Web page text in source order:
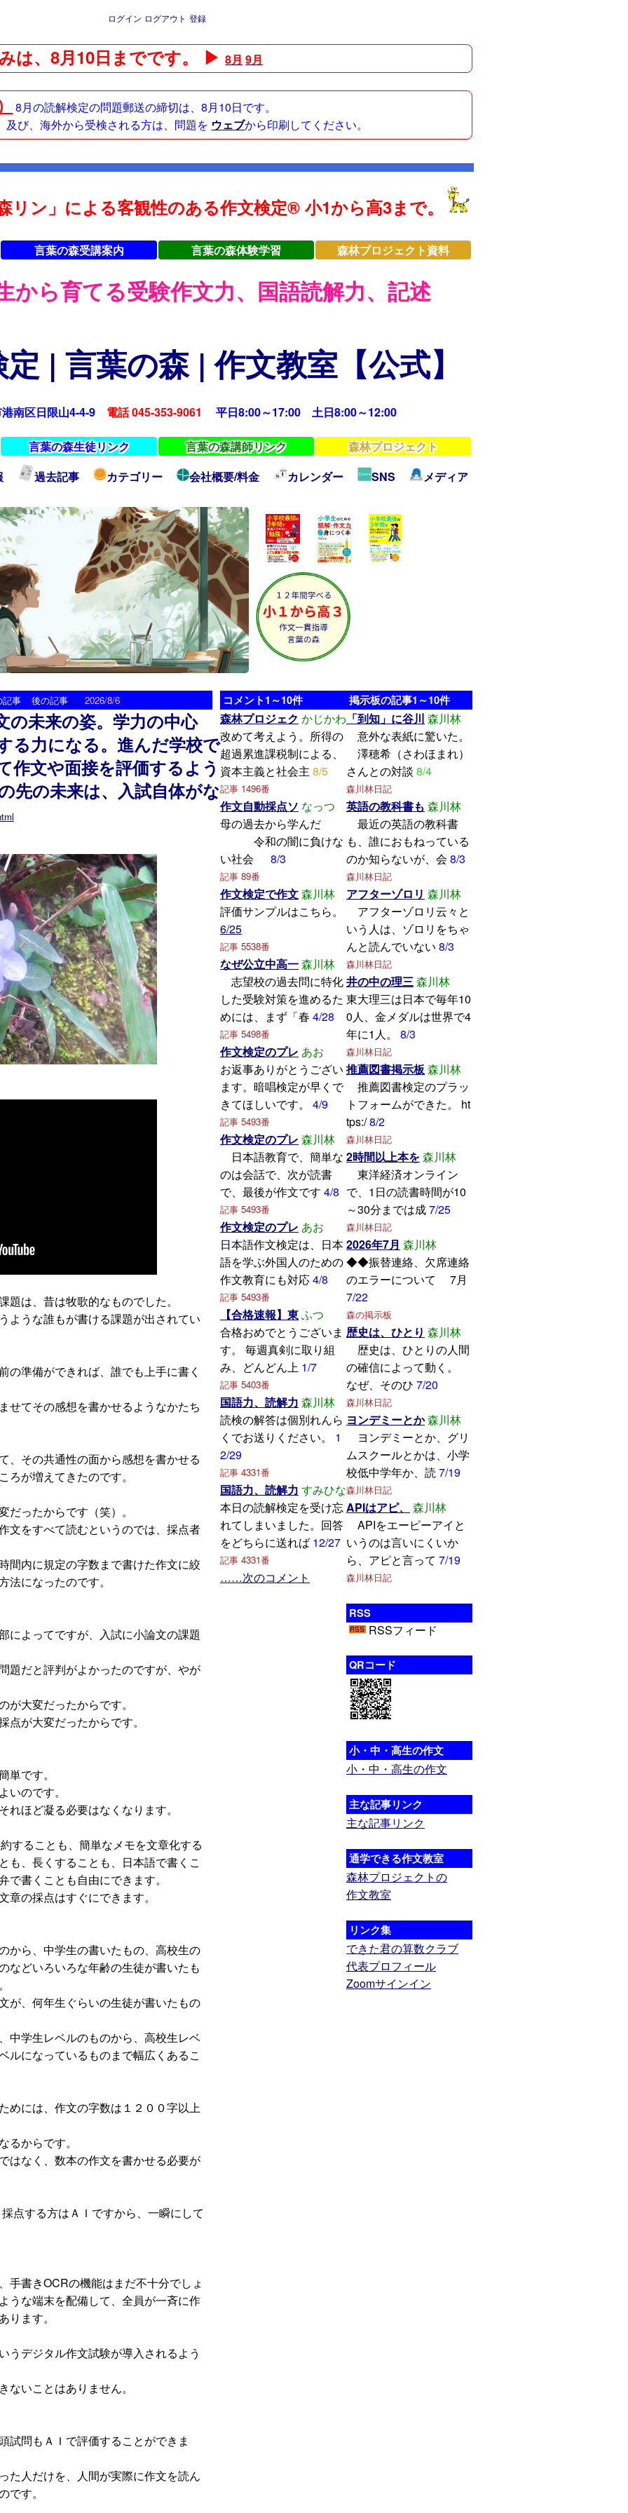
ログイン ログアウト 登録
は、8月10日までです。 ▶8月 9月
8月の読解検定の問題郵送の締切は、8月10日です。
び、海外から受検される方は、問題を ウェブから印刷してください。
リン」による客観性のある作文検定® 小1から高3まで。
言葉の森受講案内 言葉の森体験学習 森林プロジェクト資料
から育てる受験作文力、国語読解力、記述
| 言葉の森 | 作文教室【公式】
南区日限山4-4-9 電話 045-353-9061 平日8:00～17:00 土日8:00～12:00
言葉の森生徒リンク 言葉の森講師リンク
森林プロジェクト
過去記事 カテゴリー 会社概要/料金 カレンダー SNS メディア
記事 後の記事> 2026/8/6
の未来の姿。学力の中心
る力になる。進んだ学校で
作文や面接を評価するよう
先の未来は、入試自体がな
は、昔は牧歌的なものでした。
うな誰もが書ける課題が出されてい
準備ができれば、誰でも上手に書く
てその感想を書かせるようなかたち
その共通性の面から感想を書かせる
が増えてきたのです。
ったからです（笑）。
をすべて読むというのでは、採点者
内に規定の字数まで書けた作文に絞
法になったのです。
よってですが、入試に小論文の課題
だと評判がよかったのですが、やが
大変だったからです。
が大変だったからです。
です。
のです。
ほど凝る必要はなくなります。
ることも、簡単なメモを文章化する
も、長くすることも、日本語で書くこ
書くことも自由にできます。
の採点はすぐにできます。
ら、中学生の書いたもの、高校生の
などいろいろな年齢の生徒が書いたも
、何年生ぐらいの生徒が書いたもの
学生レベルのものから、高校生レベ
ルになっているものまで幅広くあるこ
には、作文の字数は１２００字以上
からです。
なく、数本の作文を書かせる必要が
する方はＡＩですから、一瞬にして
書きOCRの機能はまだ不十分でしょ
うな端末を配備して、全員が一斉に作
ります。
デジタル作文試験が導入されるよう
いことはありません。
問もＡＩで評価することができま
人だけを、人間が実際に作文を読ん
です。
コメント1～10件
森林プロジェク かじかわ
改めて考えよう。所得の
超過累進課税制による、
資本主義と社会主 8/5
記事 1496番
作文自動採点ソ なっつ
母の過去から学んだ
令和の闇に負けな
い社会
8/3
記事 89番
作文検定で作文森川林
評価サンプルはこちら。
6/25
記事 5538番
なぜ公立中高一森川林
志望校の過去問に特化
した受験対策を進めるた
めには、まず「春 4/28
記事 5498番
作文検定のプレ あお
お返事ありがとうござい
ます。暗唱検定が早くで
きてほしいです。
4/9
記事 5493番
作文検定のプレ 森川林
日本語教育で、簡単な
のは会話で、次が読書
で、最後が作文です 4/8
記事 5493番
作文検定のプレ あお
日本語作文検定は、日本
語を学ぶ外国人のための
作文教育にも対応4/8
記事 5493番
【合格速報】東ふつ
合格おめでとうございま
す。 毎週真剣に取り組
み、どんどん上 1/7
記事 5403番
国語力、読解力 森川林
読検の解答は個別れんら
くでお送りください。
1
2/29
記事 4331番
国語力、読解力 すみひな
本日の読解検定を受け忘
れてしまいました。回答
をどちらに送れば 12/27
記事 4331番
……次のコメント
掲示板の記事1～10件
「到知」に谷川 森川林
意外な表紙に驚いた。
澤穂希（さわほまれ）
さんとの対談 8/4
森川林日記
英語の教科書も 森川林
最近の英語の教科書
も、誰におもねっている
のか知らないが、会 8/3
森川林日記
アフターゾロリ 森川林
アフターゾロリ云々と
いう人は、ゾロリをちゃ
んと読んでいない 8/3
森川林日記
井の中の理三森川林
東大理三は日本で毎年10
0人、金メダルは世界で4
年に1人。 8/3
森川林日記
推薦図書掲示板森川林
推薦図書検定のプラッ
トフォームができた。 ht
tps:/8/2
森川林日記
2時間以上本を森川林
東洋経済オンライン
で、1日の読書時間が10
～30分までは成7/25
森川林日記
2026年7月 森川林
◆◆振替連絡、欠席連絡
のエラーについて 7月
7/22
森の掲示板
歴史は、ひとり 森川林
歴史は、ひとりの人間
の確信によって動く。
なぜ、そのひ 7/20
森川林日記
ヨンデミーとか森川林
ヨンデミーとか、グリ
ムスクールとかは、小学
校低中学年か、読7/19
森川林日記
APIはアピ、
森川林
APIをエーピーアイと
いうのは言いにくいか
ら、アピと言って 7/19
森川林日記
RSS
RSSフィード
QRコード
小・中・高生の作文
小・中・高生の作文
主な記事リンク
主な記事リンク
通学できる作文教室
森林プロジェクトの
作文教室
リンク集
できた君の算数クラブ
代表プロフィール
Zoomサインイン